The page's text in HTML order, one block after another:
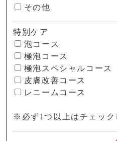
その他
特別ケア
泡コース
極泡コース
極泡スペシャルコース
皮膚改善コース
レニームコース
※必ず1つ以上はチェック